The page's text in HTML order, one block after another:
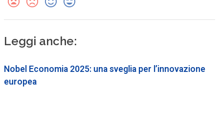
Leggi anche:
Nobel Economia 2025: una sveglia per l’innovazione
europea